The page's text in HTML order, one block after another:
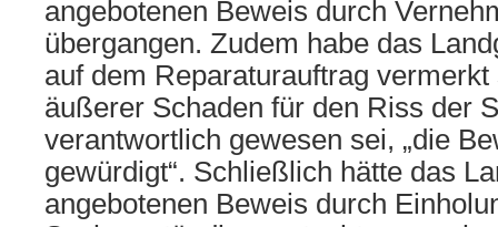
angebotenen Beweis durch
übergangen. Zudem habe das
auf dem Reparaturauftrag
äußerer Schaden für den Riss der
verantwortlich gewesen sei, „die
gewürdigt“. Schließlich hätte das
angebotenen Beweis durch